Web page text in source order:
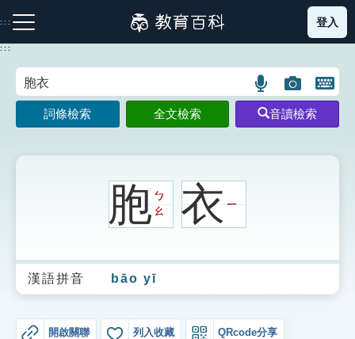
到
主
:::
注音索引圖示 筆畫索引圖示 部首索引表圖示
生字詞彙表
成語故事
登入
:::
語
言
搜
圖
片
搜
開
鍵
圖
詞條檢索 全文檢索 音讀檢索
胞ㄅ
ㄠ
衣ㄧ
漢語拼音 bāo yī
開啟關聯 列入收藏 QRcode分享